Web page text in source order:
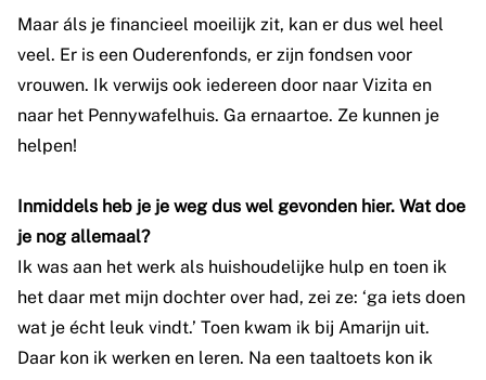
Maar áls je financieel moeilijk zit, kan er dus wel heel
veel. Er is een Ouderenfonds, er zijn fondsen voor
vrouwen. Ik verwijs ook iedereen door naar Vizita en
naar het Pennywafelhuis. Ga ernaartoe. Ze kunnen je
helpen!
Inmiddels heb je je weg dus wel gevonden hier. Wat doe
je nog allemaal?
Ik was aan het werk als huishoudelijke hulp en toen ik
het daar met mijn dochter over had, zei ze: ‘ga iets doen
wat je écht leuk vindt.’ Toen kwam ik bij Amarijn uit.
Daar kon ik werken en leren. Na een taaltoets kon ik